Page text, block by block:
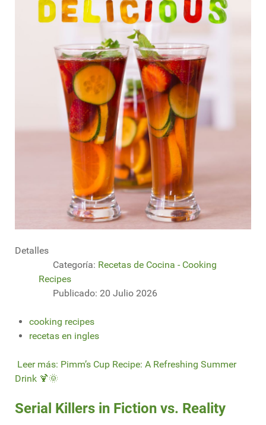
Detalles
Categoría: Recetas de Cocina - Cooking
Recipes
Publicado: 20 Julio 2026
cooking recipes
recetas en ingles
Leer más: Pimm’s Cup Recipe: A Refreshing Summer
Drink 🍹🌞
Serial Killers in Fiction vs. Reality